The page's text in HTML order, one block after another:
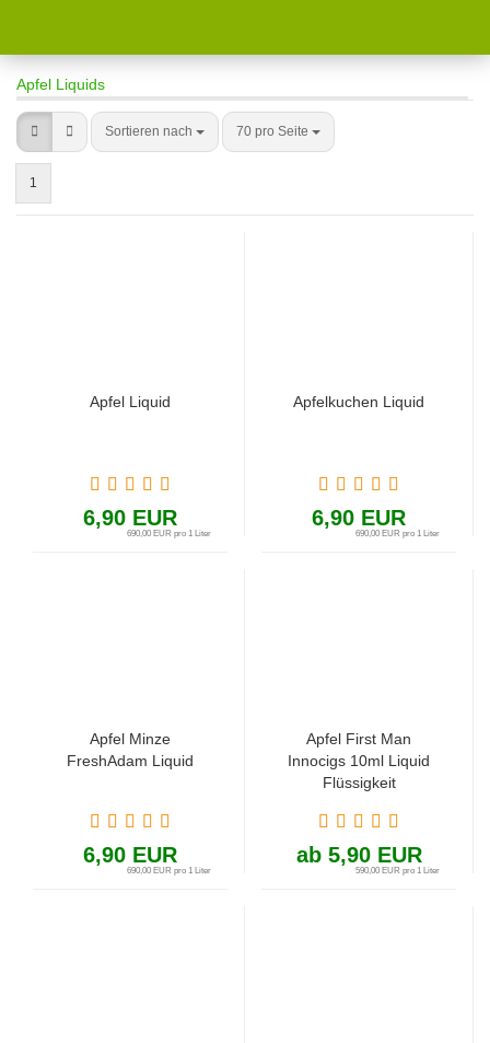
Apfel Liquids
Sortieren nach 70 pro Seite
1
Apfel Liquid
6,90 EUR
690,00 EUR pro 1 Liter
Apfelkuchen Liquid
6,90 EUR
690,00 EUR pro 1 Liter
Apfel Minze
FreshAdam Liquid
6,90 EUR
690,00 EUR pro 1 Liter
Apfel First Man
Innocigs 10ml Liquid
Flüssigkeit
ab 5,90 EUR
590,00 EUR pro 1 Liter